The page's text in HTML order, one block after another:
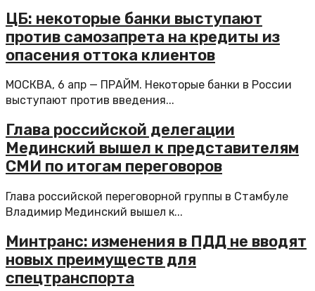
ЦБ: некоторые банки выступают
против самозапрета на кредиты из
опасения оттока клиентов
МОСКВА, 6 апр — ПРАЙМ. Некоторые банки в России
выступают против введения...
Глава российской делегации
Мединский вышел к представителям
СМИ по итогам переговоров
Глава российской переговорной группы в Стамбуле
Владимир Мединский вышел к...
Минтранс: изменения в ПДД не вводят
новых преимуществ для
спецтранспорта